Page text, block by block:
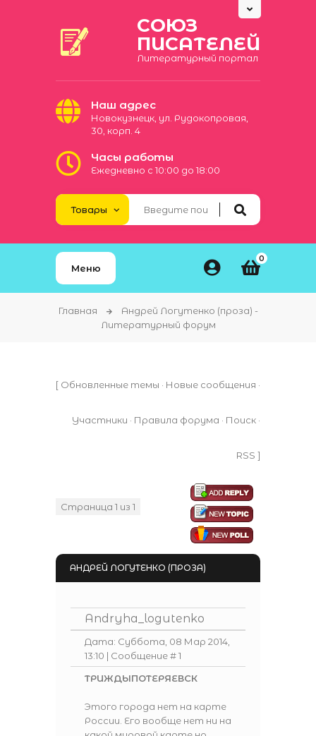
СОЮЗ
ПИСАТЕЛЕЙ
Литературный портал
Наш адрес
Новокузнецк, ул. Рудокопровая,
30, корп. 4
Часы работы
Ежедневно с 10:00 до 18:00
Меню
0
Главная
Андрей Логутенко (проза) -
Литературный форум
[ Обновленные темы · Новые сообщения ·
Участники · Правила форума · Поиск ·
RSS ]
Страница 1 из 1
АНДРЕЙ ЛОГУТЕНКО (ПРОЗА)
Andryha_logutenko
Дата: Суббота, 08 Мар 2014,
13:10 | Сообщение #1
ТРИЖДЫПОТЕРЯЕВСК
Этого города нет на карте
России. Его вообще нет ни на